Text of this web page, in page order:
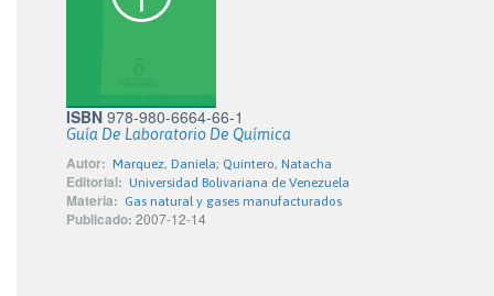
ISBN 978-980-6664-66-1
Guía De Laboratorio De Química
Autor: Marquez, Daniela; Quintero, Natacha
Editorial: Universidad Bolivariana de Venezuela
Materia: Gas natural y gases manufacturados
Publicado: 2007-12-14